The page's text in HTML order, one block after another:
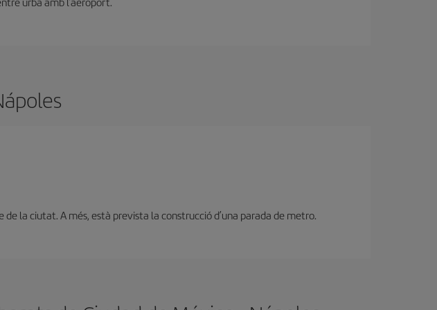
la ciutat. A més, està prevista la construcció d’una parada de metro.